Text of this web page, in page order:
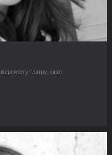
театру, кіно і